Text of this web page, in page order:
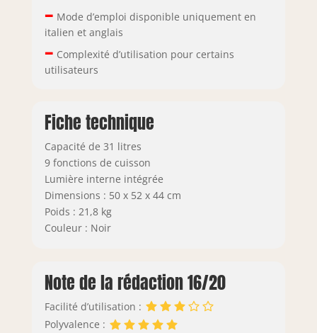
– Mode d’emploi disponible uniquement en
italien et anglais
– Complexité d’utilisation pour certains
utilisateurs
Fiche technique
Capacité de 31 litres
9 fonctions de cuisson
Lumière interne intégrée
Dimensions : 50 x 52 x 44 cm
Poids : 21,8 kg
Couleur : Noir
Note de la rédaction 16/20
Facilité d’utilisation :
Polyvalence :